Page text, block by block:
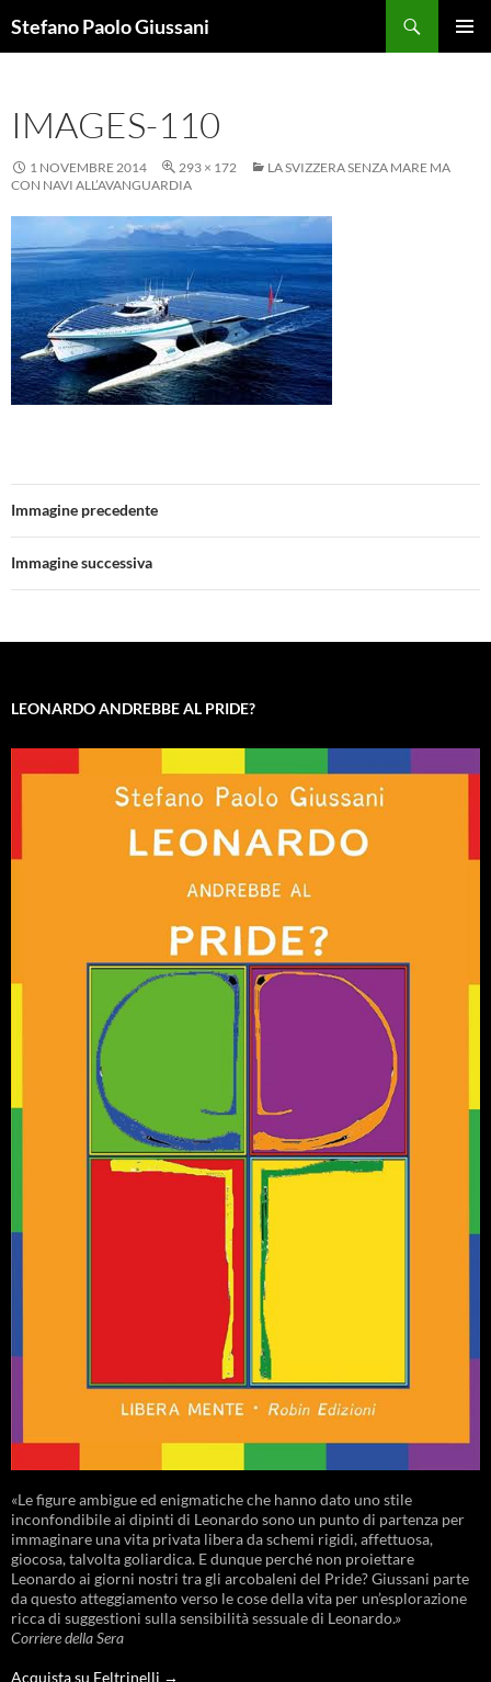
alStefano Paolo Giussani
IMAGES-110
1 NOVEMBRE 2014 293 × 172
LA SVIZZERA SENZA MARE MA
CON NAVI ALL’AVANGUARDIA
Immagine precedente
Immagine successiva
LEONARDO ANDREBBE AL PRIDE?
«Le figure ambigue ed enigmatiche che hanno dato uno stile
inconfondibile ai dipinti di Leonardo sono un punto di partenza per
immaginare una vita privata libera da schemi rigidi, affettuosa,
giocosa, talvolta goliardica. E dunque perché non proiettare
Leonardo ai giorni nostri tra gli arcobaleni del Pride? Giussani parte
da questo atteggiamento verso le cose della vita per un’esplorazione
ricca di suggestioni sulla sensibilità sessuale di Leonardo.»
Corriere della Sera
Acquista su Feltrinelli →